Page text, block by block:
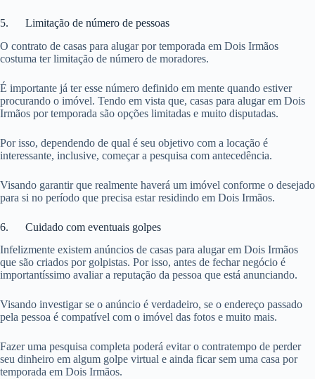
5. Limitação de número de pessoas
O contrato de casas para alugar por temporada em Dois Irmãos
costuma ter limitação de número de moradores.
É importante já ter esse número definido em mente quando estiver
procurando o imóvel. Tendo em vista que, casas para alugar em Dois
Irmãos por temporada são opções limitadas e muito disputadas.
Por isso, dependendo de qual é seu objetivo com a locação é
interessante, inclusive, começar a pesquisa com antecedência.
Visando garantir que realmente haverá um imóvel conforme o desejado
para si no período que precisa estar residindo em Dois Irmãos.
6. Cuidado com eventuais golpes
Infelizmente existem anúncios de casas para alugar em Dois Irmãos
que são criados por golpistas. Por isso, antes de fechar negócio é
importantíssimo avaliar a reputação da pessoa que está anunciando.
Visando investigar se o anúncio é verdadeiro, se o endereço passado
pela pessoa é compatível com o imóvel das fotos e muito mais.
Fazer uma pesquisa completa poderá evitar o contratempo de perder
seu dinheiro em algum golpe virtual e ainda ficar sem uma casa por
temporada em Dois Irmãos.